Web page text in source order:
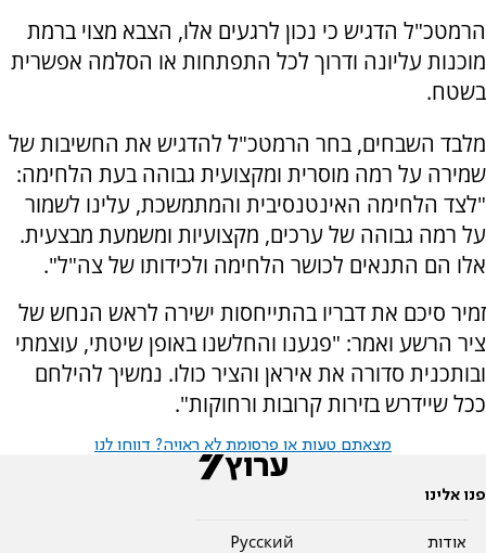
הרמטכ"ל הדגיש כי נכון לרגעים אלו, הצבא מצוי ברמת
מוכנות עליונה ודרוך לכל התפתחות או הסלמה אפשרית
בשטח.
מלבד השבחים, בחר הרמטכ"ל להדגיש את החשיבות של
שמירה על רמה מוסרית ומקצועית גבוהה בעת הלחימה:
"לצד הלחימה האינטנסיבית והמתמשכת, עלינו לשמור
על רמה גבוהה של ערכים, מקצועיות ומשמעת מבצעית.
אלו הם התנאים לכושר הלחימה ולכידותו של צה"ל".
זמיר סיכם את דבריו בהתייחסות ישירה לראש הנחש של
ציר הרשע ואמר: "פגענו והחלשנו באופן שיטתי, עוצמתי
ובותכנית סדורה את איראן והציר כולו. נמשיך להילחם
ככל שיידרש בזירות קרובות ורחוקות".
מצאתם טעות או פרסומת לא ראויה? דווחו לנו
פנו אלינו
אודות
Pусский